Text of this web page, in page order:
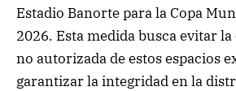
Estadio Banorte para la Copa
2026. Esta medida busca evitar
no autorizada de estos espacios
garantizar la integridad en la